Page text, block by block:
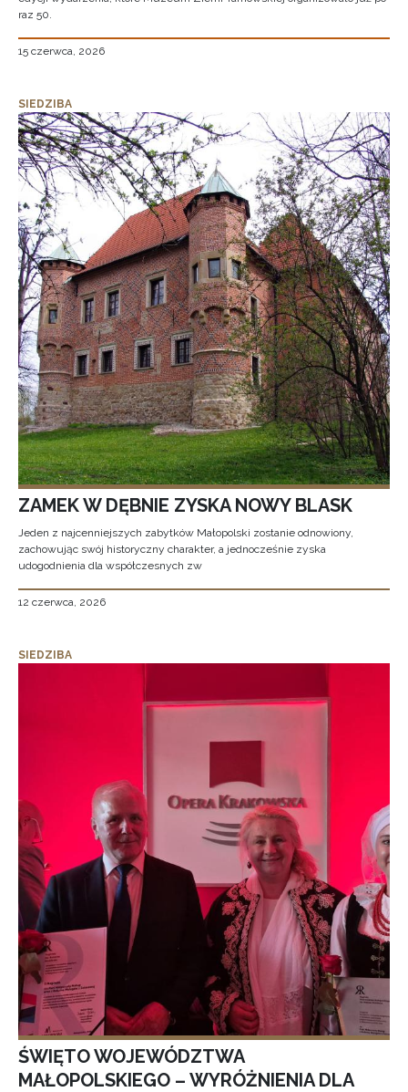
raz 50.
15 czerwca, 2026
SIEDZIBA
ZAMEK W DĘBNIE ZYSKA NOWY BLASK
Jeden z najcenniejszych zabytków Małopolski zostanie odnowiony,
zachowując swój historyczny charakter, a jednocześnie zyska
udogodnienia dla współczesnych zw
12 czerwca, 2026
SIEDZIBA
ŚWIĘTO WOJEWÓDZTWA
MAŁOPOLSKIEGO – WYRÓŻNIENIA DLA